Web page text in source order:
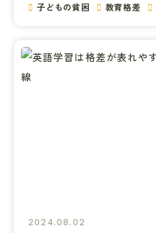
子どもの貧困 教育格差
2024.08.02